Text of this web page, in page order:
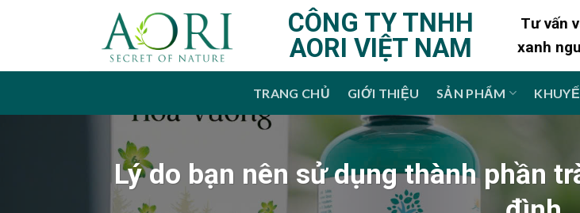
dung
CÔNG TY TNHH
AORI VIỆT NAM
Tư vấn
xanh
TRANG CHỦ GIỚI THIỆU SẢN PHẨM
Lý do bạn nên sử dụng thành phần